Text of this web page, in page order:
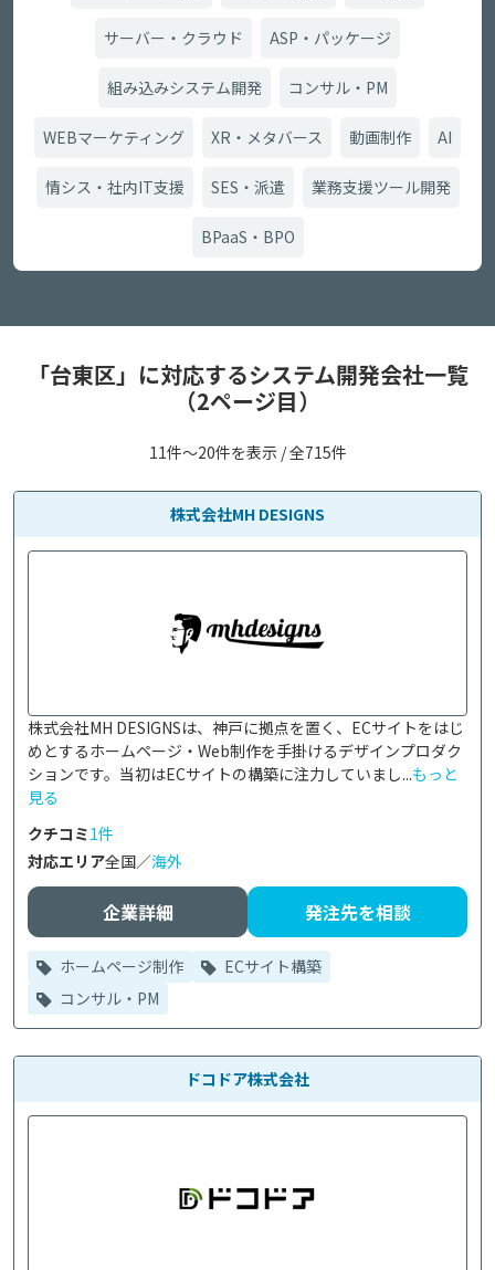
サーバー・クラウド ASP・パッケージ
組み込みシステム開発 コンサル・PM
WEBマーケティング XR・メタバース 動画制作 AI
情シス・社内IT支援 SES・派遣 業務支援ツール開発
BPaaS・BPO
「台東区」に対応するシステム開発会社一覧
（2ページ目）
11件〜20件を表示 / 全715件
株式会社MH DESIGNS
株式会社MH DESIGNSは、神戸に拠点を置く、ECサイトをはじ
めとするホームページ・Web制作を手掛けるデザインプロダク
ションです。当初はECサイトの構築に注力していまし...もっと
見る
クチコミ1件
対応エリア全国／海外
企業詳細 発注先を相談
ホームページ制作
ECサイト構築
コンサル・PM
ドコドア株式会社